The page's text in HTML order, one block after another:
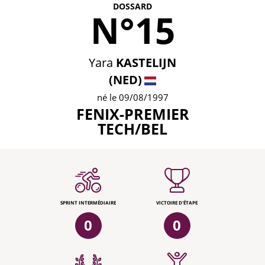
DOSSARD
N°15
Yara KASTELIJN
(NED)
né le 09/08/1997
FENIX-PREMIER
TECH/BEL
SPRINT INTERMÉDIAIRE
0
VICTOIRE D'ÉTAPE
0